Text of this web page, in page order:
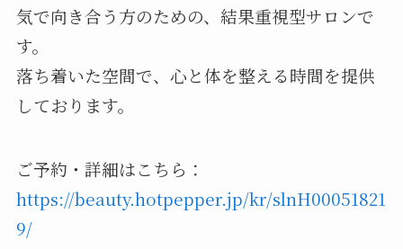
気で向き合う方のための、結果重視型サロンで
す。
落ち着いた空間で、心と体を整える時間を提供
しております。
ご予約・詳細はこちら：
https://beauty.hotpepper.jp/kr/slnH00051821
9/